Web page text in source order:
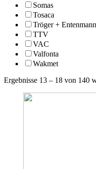
Somas
Tosaca
Tröger + Entenmann
TTV
VAC
Valfonta
Wakmet
Ergebnisse 13 – 18 von 140